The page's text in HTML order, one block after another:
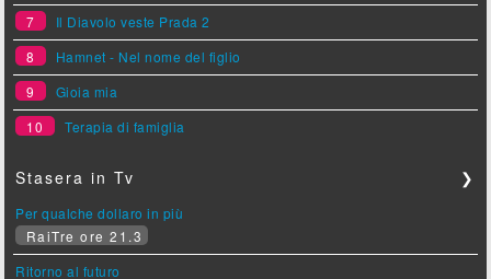
7
Il Diavolo veste Prada 2
8
Hamnet - Nel nome del figlio
9
Gioia mia
10
Terapia di famiglia
Stasera in Tv ❯
Per qualche dollaro in più
RaiTre ore 21.3
Ritorno al futuro